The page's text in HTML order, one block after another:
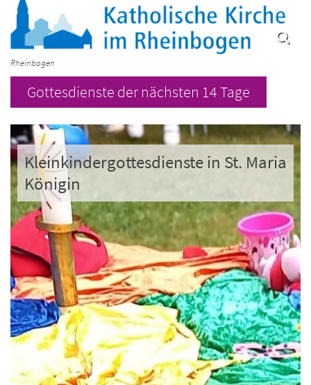
Rheinbogen
Gottesdienste der nächsten 14 Tage
Kleinkindergottesdienste in St. Maria
Königin